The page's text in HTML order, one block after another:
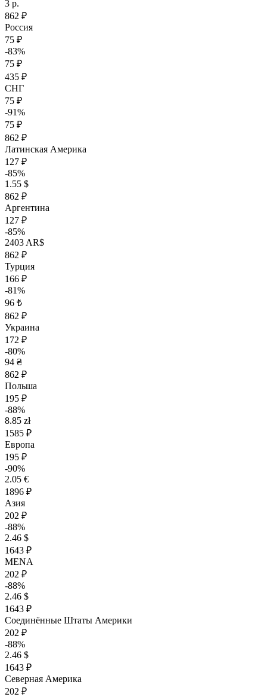
3 р.
862 ₽
Россия
75 ₽
-83%
75 ₽
435 ₽
СНГ
75 ₽
-91%
75 ₽
862 ₽
Латинская Америка
127 ₽
-85%
1.55 $
862 ₽
Аргентина
127 ₽
-85%
2403 AR$
862 ₽
Турция
166 ₽
-81%
96 ₺
862 ₽
Украина
172 ₽
-80%
94 ₴
862 ₽
Польша
195 ₽
-88%
8.85 zł
1585 ₽
Европа
195 ₽
-90%
2.05 €
1896 ₽
Азия
202 ₽
-88%
2.46 $
1643 ₽
MENA
202 ₽
-88%
2.46 $
1643 ₽
Соединённые Штаты Америки
202 ₽
-88%
2.46 $
1643 ₽
Северная Америка
202 ₽